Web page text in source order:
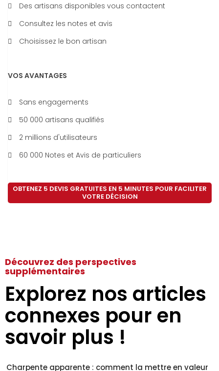
Des artisans disponibles vous contactent
Consultez les notes et avis
Choisissez le bon artisan
VOS AVANTAGES
Sans engagements
50 000 artisans qualifiés
2 millions d'utilisateurs
60 000 Notes et Avis de particuliers
OBTENEZ 5 DEVIS GRATUITES EN 5 MINUTES POUR FACILITER
VOTRE DÉCISION
Découvrez des perspectives
supplémentaires
Explorez nos articles
connexes pour en
savoir plus !
Charpente apparente : comment la mettre en valeur